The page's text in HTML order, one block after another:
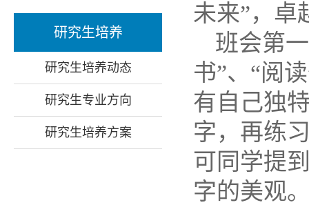
研究生培养
研究生培养动态
研究生专业方向
研究生培养方案
未来”，卓
班会第
书”、“阅
有自己独
字，再练
可同学提
字的美观